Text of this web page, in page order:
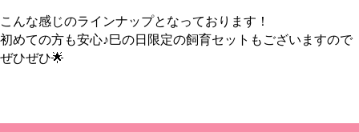
こんな感じのラインナップとなっております！
初めての方も安心♪巳の日限定の飼育セットもございますので
ぜひぜひ🌟